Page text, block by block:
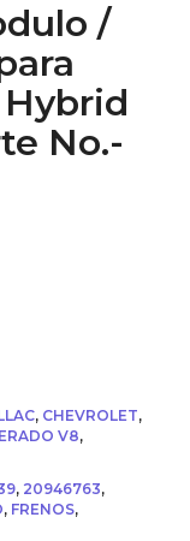
/
No.-
, CHEVROLET,
V8,
, 20946763,
, FRENOS,